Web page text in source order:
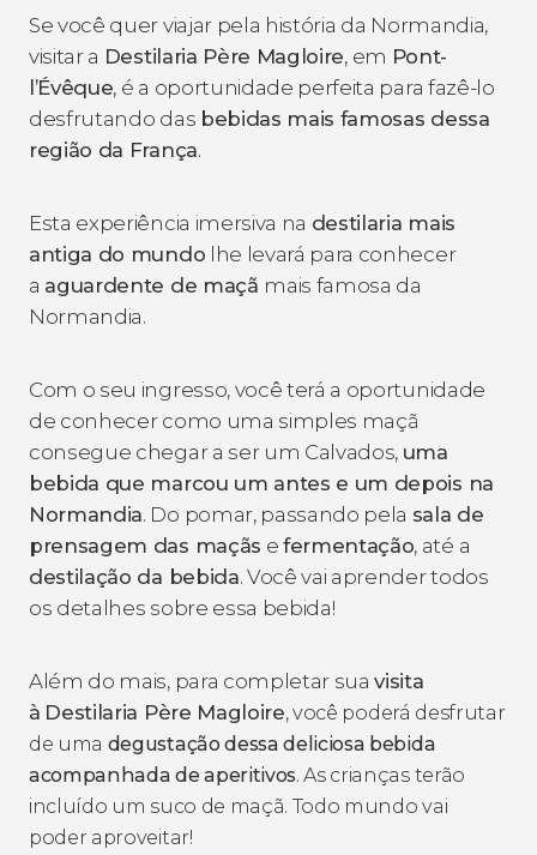
Se você quer viajar pela história da Normandia,
visitar a Destilaria Père Magloire, em Pont-
l’Évêque, é a oportunidade perfeita para fazê-lo
desfrutando das bebidas mais famosas dessa
região da França.
Esta experiência imersiva na destilaria mais
antiga do mundo lhe levará para conhecer
a aguardente de maçã mais famosa da
Normandia.
Com o seu ingresso, você terá a oportunidade
de conhecer como uma simples maçã
consegue chegar a ser um Calvados, uma
bebida que marcou um antes e um depois na
Normandia. Do pomar, passando pela sala de
prensagem das maçãs e fermentação, até a
destilação da bebida. Você vai aprender todos
os detalhes sobre essa bebida!
Além do mais, para completar suavisita
à Destilaria Père Magloire, você poderá desfrutar
de uma degustação dessa deliciosa bebida
acompanhada de aperitivos. As crianças terão
incluído um suco de maçã. Todo mundo vai
poder aproveitar!